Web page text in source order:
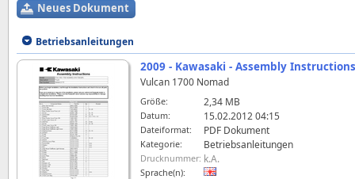
Neues Dokument
Betriebsanleitungen
2009 - Kawasaki - Assembly
Vulcan 1700 Nomad
Größe: 2,34 MB
Datum: 15.02.2012 04:15
Dateiformat: PDF Dokument
Kategorie: Betriebsanleitungen
Drucknummer: k.A.
Sprache(n):